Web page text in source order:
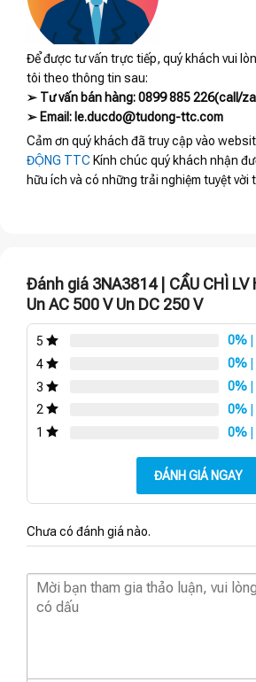
Để được tư vấn trực tiếp, quý khách vui
tôi theo thông tin sau:
➢ Tư vấn bán hàng: 0899 885 226(call/
➢ Email: le.ducdo@tudong-ttc.com
Cảm ơn quý khách đã truy cập vào
ĐỘNG TTC Kính chúc quý khách nhận
hữu ích và có những trải nghiệm tuyệt vời
Đánh giá 3NA3814 | CẦU CHÌ LV
Un AC 500 V Un DC 250 V
5 0%
4
0%
3
0%
2
0%
1
0%
ĐÁNH GIÁ NGAY
Chưa có đánh giá nào.